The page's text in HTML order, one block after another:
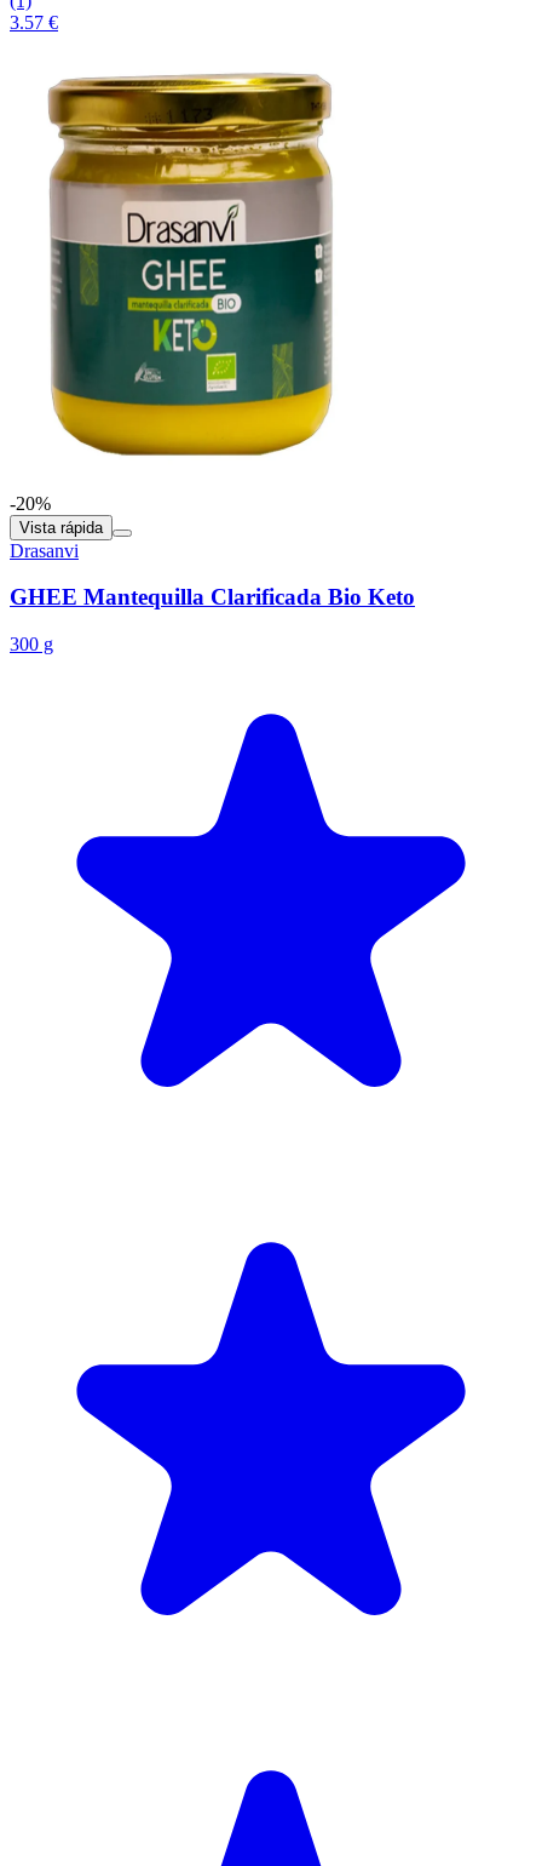
3.57 €
-20%
Vista rápida
Drasanvi
GHEE Mantequilla Clarificada Bio Keto
300 g